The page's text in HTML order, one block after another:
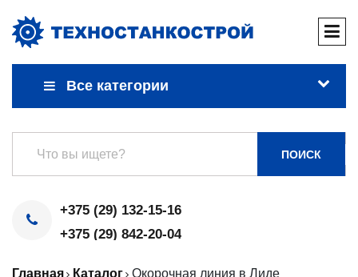
Все категории
ПОИСК
+375 (29) 132-15-16
+375 (29) 842-20-04
Главная Каталог Окорочная линия в Лиде